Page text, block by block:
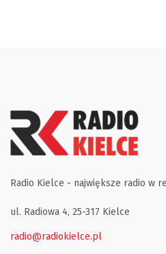
Radio Kielce - największe radio w
ul. Radiowa 4, 25-317 Kielce
radio@radiokielce.pl